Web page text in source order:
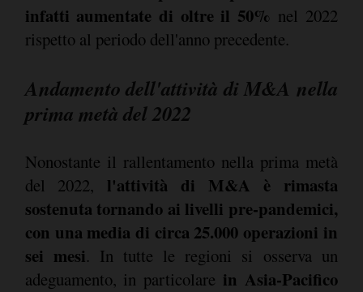
infatti aumentate di oltre il 50% nel 2022
rispetto al periodo dell'anno precedente.
Andamento dell'attività di M&A nella
prima metà del 2022
Nonostante il rallentamento nella prima metà
del 2022, l'attività di M&A è rimasta
sostenuta tornando ai livelli pre-pandemici,
con una media di circa 25.000 operazioni in
sei mesi. In tutte le regioni si osserva un
adeguamento, in particolare in Asia-Pacifico